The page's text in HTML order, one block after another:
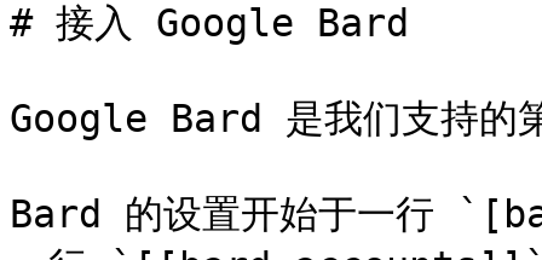
# 接入 Google Bard
Google Bard 是我们支持的
Bard 的设置开始于一行